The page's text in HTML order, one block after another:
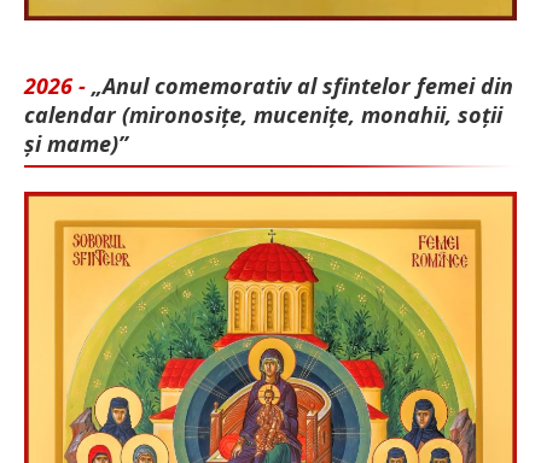
2026 - „Anul comemorativ al sfintelor femei din
calendar (mironosițe, mu­cenițe, monahii, soții
și mame)”